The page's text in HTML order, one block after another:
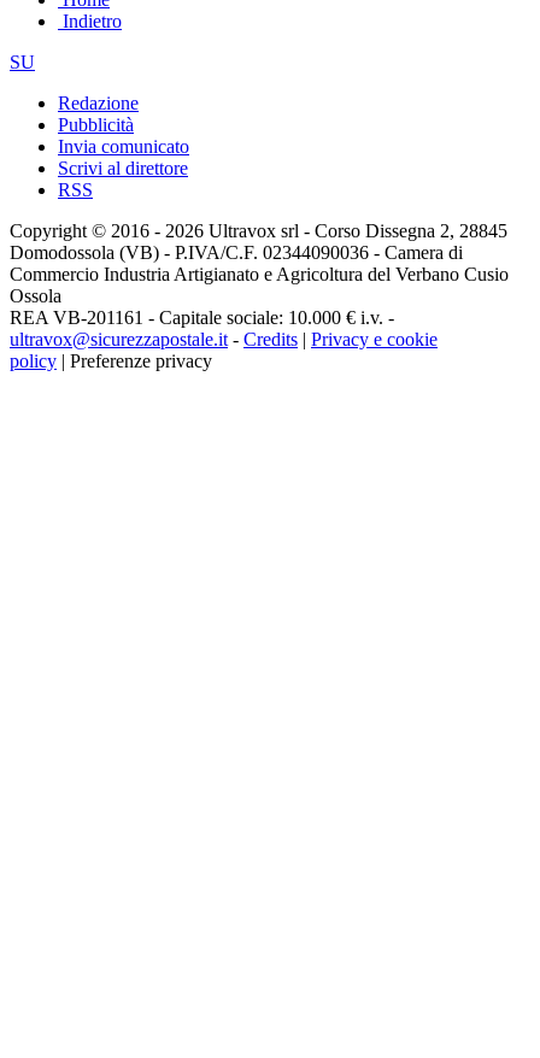
Indietro
SU
Redazione
Pubblicità
Invia comunicato
Scrivi al direttore
RSS
Copyright © 2016 - 2026 Ultravox srl - Corso Dissegna 2, 28845
Domodossola (VB) - P.IVA/C.F. 02344090036 - Camera di
Commercio Industria Artigianato e Agricoltura del Verbano Cusio
Ossola
REA VB-201161 - Capitale sociale: 10.000 € i.v. -
ultravox@sicurezzapostale.it - Credits | Privacy e cookie
policy | Preferenze privacy